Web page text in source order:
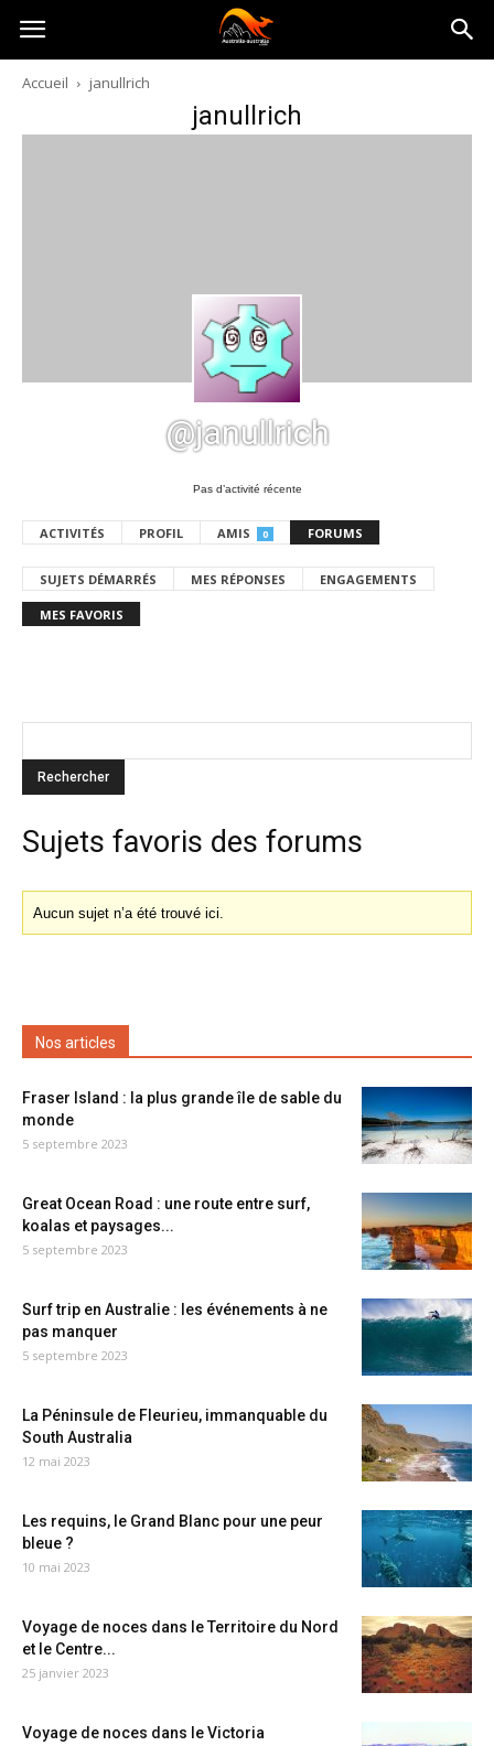
Australia-
australie.com
Accueil janullrich
janullrich
@janullrich
Pas d’activité récente
ACTIVITÉS PROFIL AMIS 0 FORUMS
SUJETS DÉMARRÉS MES RÉPONSES ENGAGEMENTS
MES FAVORIS
Sujets favoris des forums
Aucun sujet n’a été trouvé ici.
Nos articles
Fraser Island : la plus grande île de sable du
monde
5 septembre 2023
Great Ocean Road : une route entre surf,
koalas et paysages...
5 septembre 2023
Surf trip en Australie : les événements à ne
pas manquer
5 septembre 2023
La Péninsule de Fleurieu, immanquable du
South Australia
12 mai 2023
Les requins, le Grand Blanc pour une peur
bleue ?
10 mai 2023
Voyage de noces dans le Territoire du Nord
et le Centre...
25 janvier 2023
Voyage de noces dans le Victoria